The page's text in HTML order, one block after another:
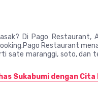
Di Pago Restaurant,
Restaurant
sate maranggi, soto, dan
Sukabumi dengan Cita